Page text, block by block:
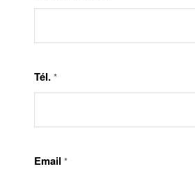
Tél. *
Email *